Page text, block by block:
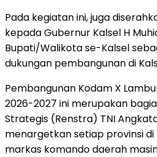
Pada kegiatan ini, juga
kepada Gubernur Kalsel H
Bupati/Walikota se-Kalsel
dukungan pembangunan di
Pembangunan Kodam X
2026-2027 ini merupakan
Strategis (Renstra) TNI
menargetkan setiap provinsi di
markas komando daerah